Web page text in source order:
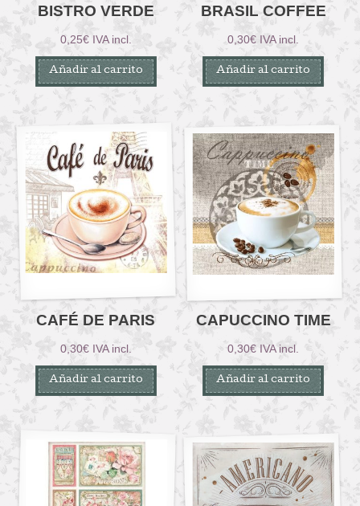
BISTRO VERDE
0,25€ IVA incl.
Añadir al carrito
BRASIL COFFEE
0,30€ IVA incl.
Añadir al carrito
CAFÉ DE PARIS
0,30€ IVA incl.
Añadir al carrito
CAPUCCINO TIME
0,30€ IVA incl.
Añadir al carrito